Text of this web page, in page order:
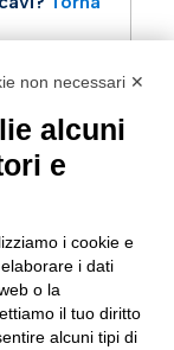
non necessari ✕
alcuni
e
i cookie e
i dati
o la
il tuo diritto
alcuni tipi di